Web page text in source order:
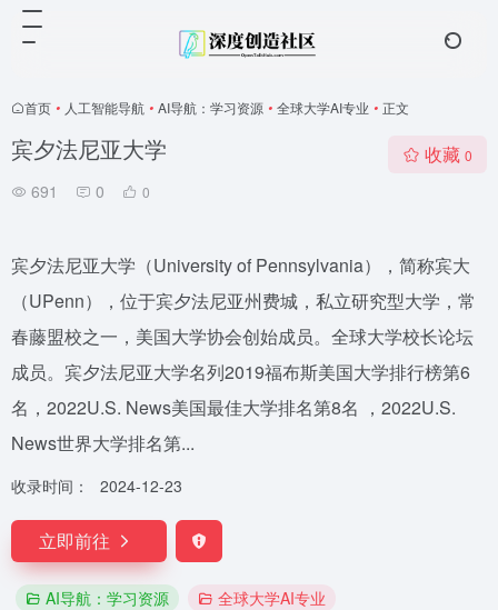
首页 • 人工智能导航 • AI导航：学习资源 • 全球大学AI专业 • 正文
宾夕法尼亚大学
691 0 0
收藏 0
宾夕法尼亚大学（University of Pennsylvania），简称宾大
（UPenn），位于宾夕法尼亚州费城，私立研究型大学，常
春藤盟校之一，美国大学协会创始成员。全球大学校长论坛
成员。宾夕法尼亚大学名列2019福布斯美国大学排行榜第6
名，2022U.S. News美国最佳大学排名第8名 ，2022U.S.
News世界大学排名第...
收录时间： 2024-12-23
立即前往
AI导航：学习资源 全球大学AI专业